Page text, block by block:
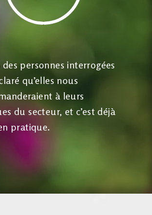
des personnes interrogées
qu’elles nous
à leurs
du secteur, et c’est déjà
pratique.